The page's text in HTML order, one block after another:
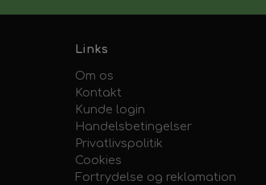
Links
Om os
Kontakt
Kunde login
Handelsbetingelser
Privatlivspolitik
Cookies
Fortrydelse og reklamation